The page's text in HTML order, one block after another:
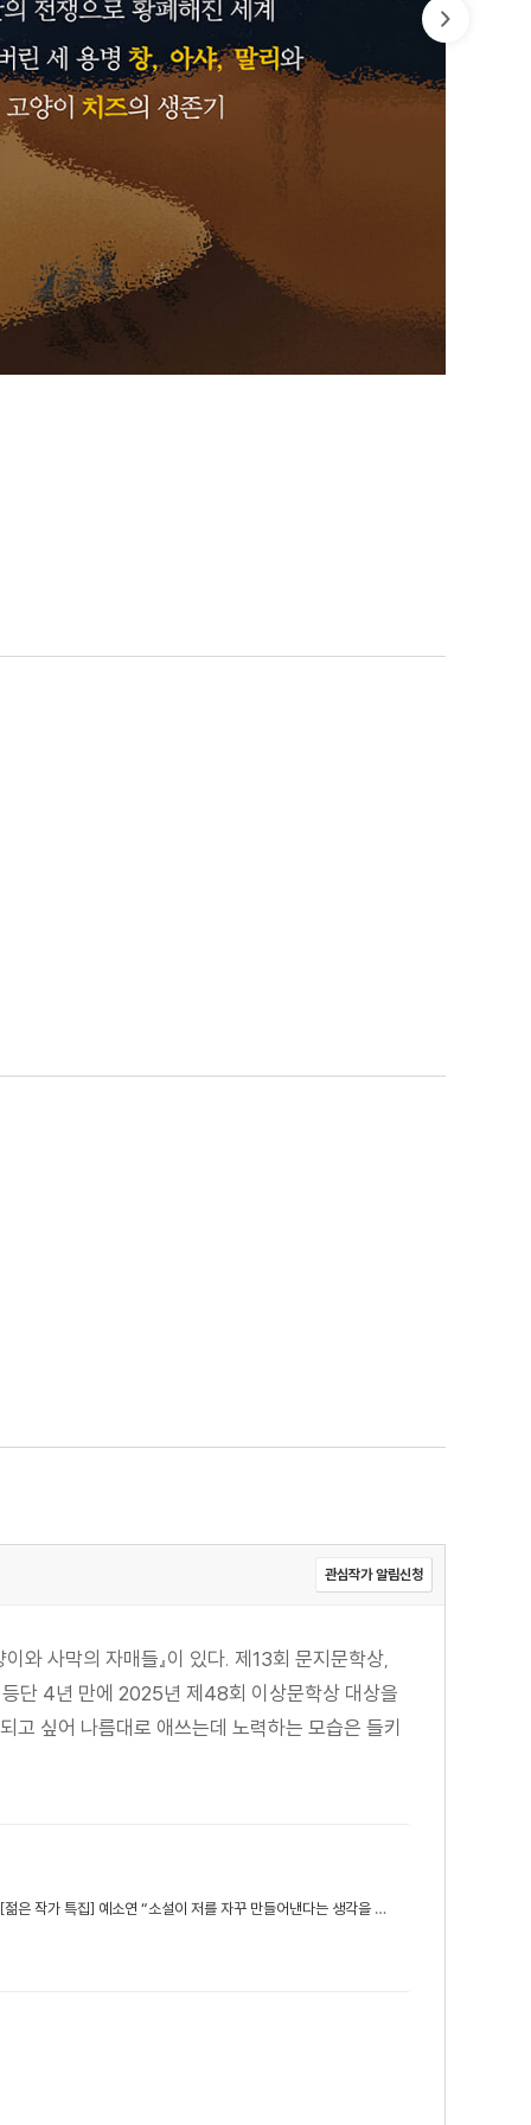
관심작가 알림신청
와 사막의 자매들』이 있다. 제13회 문지문학상,
등단 4년 만에 2025년 제48회 이상문학상 대상을
고 싶어 나름대로 애쓰는데 노력하는 모습은 들키
은 작가 특집] 예소연 “소설이 저를 자꾸 만들어낸다는 생각을 해요”